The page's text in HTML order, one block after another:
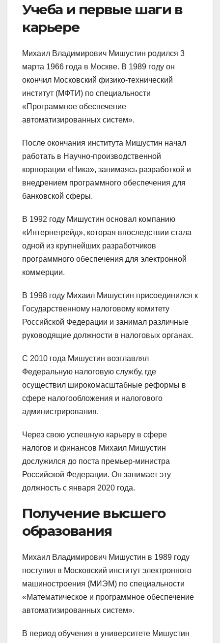
Учеба и первые шаги в
карьере
Михаил Владимирович Мишустин родился 3
марта 1966 года в Москве. В 1989 году он
окончил Московский физико-технический
институт (МФТИ) по специальности
«Программное обеспечение
автоматизированных систем».
После окончания института Мишустин начал
работать в Научно-производственной
корпорации «Ника», занимаясь разработкой и
внедрением программного обеспечения для
банковской сферы.
В 1992 году Мишустин основал компанию
«Интернетрейд», которая впоследствии стала
одной из крупнейших разработчиков
программного обеспечения для электронной
коммерции.
В 1998 году Михаил Мишустин присоединился к
Государственному налоговому комитету
Российской Федерации и занимал различные
руководящие должности в налоговых органах.
С 2010 года Мишустин возглавлял
Федеральную налоговую службу, где
осуществил широкомасштабные реформы в
сфере налогообложения и налогового
администрирования.
Через свою успешную карьеру в сфере
налогов и финансов Михаил Мишустин
дослужился до поста премьер-министра
Российской Федерации. Он занимает эту
должность с января 2020 года.
Получение высшего
образования
Михаил Владимирович Мишустин в 1989 году
поступил в Московский институт электронного
машиностроения (МИЭМ) по специальности
«Математическое и программное обеспечение
автоматизированных систем».
В период обучения в университете Мишустин